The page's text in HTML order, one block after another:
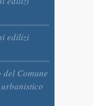
edilizi
Comune